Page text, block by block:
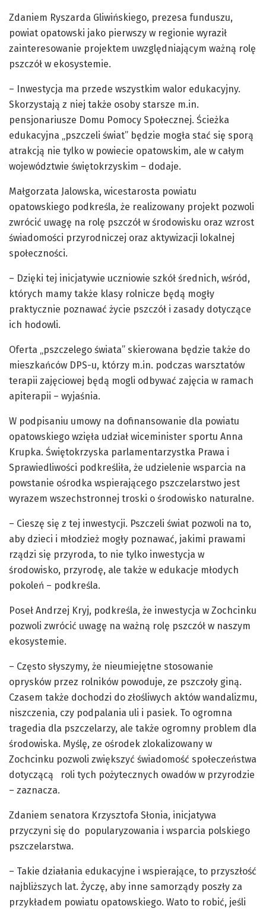
Zdaniem Ryszarda Gliwińskiego, prezesa funduszu,
powiat opatowski jako pierwszy w regionie wyraził
zainteresowanie projektem uwzględniającym ważną rolę
pszczół w ekosystemie.
– Inwestycja ma przede wszystkim walor edukacyjny.
Skorzystają z niej także osoby starsze m.in.
pensjonariusze Domu Pomocy Społecznej. Ścieżka
edukacyjna „pszczeli świat” będzie mogła stać się sporą
atrakcją nie tylko w powiecie opatowskim, ale w całym
województwie świętokrzyskim – dodaje.
Małgorzata Jalowska, wicestarosta powiatu
opatowskiego podkreśla, że realizowany projekt pozwoli
zwrócić uwagę na rolę pszczół w środowisku oraz wzrost
świadomości przyrodniczej oraz aktywizacji lokalnej
społeczności.
– Dzięki tej inicjatywie uczniowie szkół średnich, wśród,
których mamy także klasy rolnicze będą mogły
praktycznie poznawać życie pszczół i zasady dotyczące
ich hodowli.
Oferta „pszczelego świata” skierowana będzie także do
mieszkańców DPS-u, którzy m.in. podczas warsztatów
terapii zajęciowej będą mogli odbywać zajęcia w ramach
apiterapii – wyjaśnia.
W podpisaniu umowy na dofinansowanie dla powiatu
opatowskiego wzięła udział wiceminister sportu Anna
Krupka. Świętokrzyska parlamentarzystka Prawa i
Sprawiedliwości podkreśliła, że udzielenie wsparcia na
powstanie ośrodka wspierającego pszczelarstwo jest
wyrazem wszechstronnej troski o środowisko naturalne.
– Cieszę się z tej inwestycji. Pszczeli świat pozwoli na to,
aby dzieci i młodzież mogły poznawać, jakimi prawami
rządzi się przyroda, to nie tylko inwestycja w
środowisko, przyrodę, ale także w edukacje młodych
pokoleń – podkreśla.
Poseł Andrzej Kryj, podkreśla, że inwestycja w Zochcinku
pozwoli zwrócić uwagę na ważną rolę pszczół w naszym
ekosystemie.
– Często słyszymy, że nieumiejętne stosowanie
oprysków przez rolników powoduje, ze pszczoły giną.
Czasem także dochodzi do złośliwych aktów wandalizmu,
niszczenia, czy podpalania uli i pasiek. To ogromna
tragedia dla pszczelarzy, ale także ogromny problem dla
środowiska. Myślę, ze ośrodek zlokalizowany w
Zochcinku pozwoli zwiększyć świadomość społeczeństwa
dotyczącą roli tych pożytecznych owadów w przyrodzie
– zaznacza.
Zdaniem senatora Krzysztofa Słonia, inicjatywa
przyczyni się do popularyzowania i wsparcia polskiego
pszczelarstwa.
– Takie działania edukacyjne i wspierające, to przyszłość
najbliższych lat. Życzę, aby inne samorządy poszły za
przykładem powiatu opatowskiego. Wato to robić, jeśli